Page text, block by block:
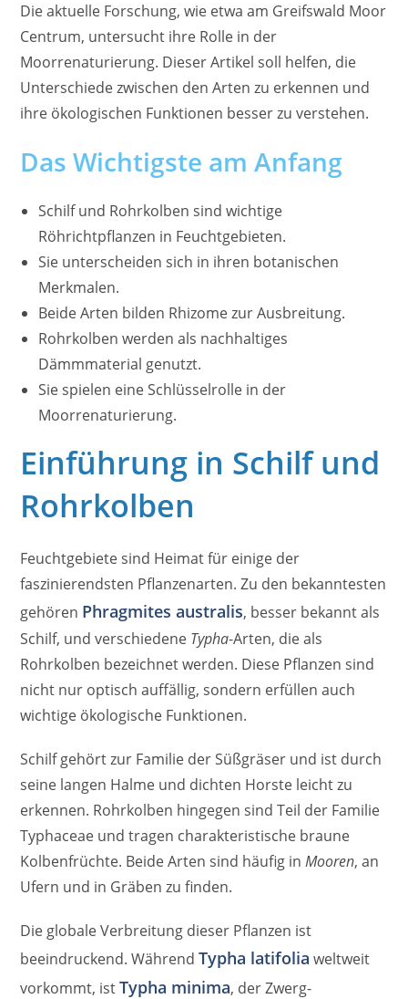
Die aktuelle Forschung, wie etwa am Greifswald Moor
Centrum, untersucht ihre Rolle in der
Moorrenaturierung. Dieser Artikel soll helfen, die
Unterschiede zwischen den Arten zu erkennen und
ihre ökologischen Funktionen besser zu verstehen.
Das Wichtigste am Anfang
Schilf und Rohrkolben sind wichtige
Röhrichtpflanzen in Feuchtgebieten.
Sie unterscheiden sich in ihren botanischen
Merkmalen.
Beide Arten bilden Rhizome zur Ausbreitung.
Rohrkolben werden als nachhaltiges
Dämmmaterial genutzt.
Sie spielen eine Schlüsselrolle in der
Moorrenaturierung.
Einführung in Schilf und
Rohrkolben
Feuchtgebiete sind Heimat für einige der
faszinierendsten Pflanzenarten. Zu den bekanntesten
gehören Phragmites australis, besser bekannt als
Schilf, und verschiedene Typha-Arten, die als
Rohrkolben bezeichnet werden. Diese Pflanzen sind
nicht nur optisch auffällig, sondern erfüllen auch
wichtige ökologische Funktionen.
Schilf gehört zur Familie der Süßgräser und ist durch
seine langen Halme und dichten Horste leicht zu
erkennen. Rohrkolben hingegen sind Teil der Familie
Typhaceae und tragen charakteristische braune
Kolbenfrüchte. Beide Arten sind häufig inMooren, an
Ufern und in Gräben zu finden.
Die globale Verbreitung dieser Pflanzen ist
beeindruckend. WährendTypha latifolia weltweit
vorkommt, istTypha minima, der Zwerg-